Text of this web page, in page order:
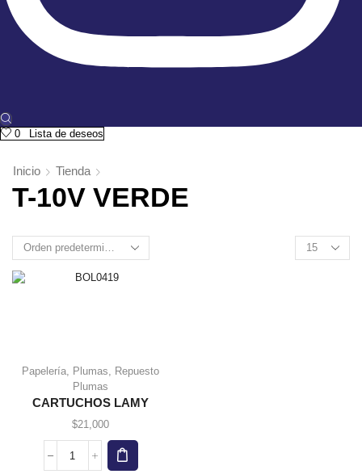
0 Lista de deseos
Inicio Tienda
T-10V VERDE
Products
per
Papelería, Plumas, Repuesto
Plumas
CARTUCHOS LAMY
$21,000
CARTUCHOS